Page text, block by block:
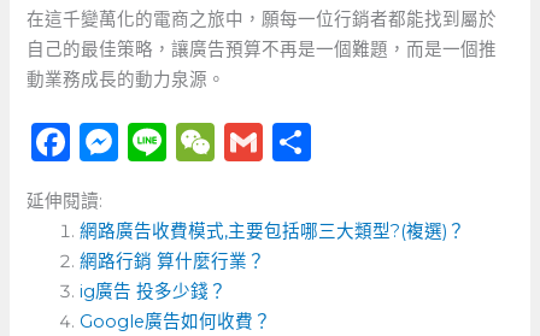
在這千變萬化的電商之旅中，願每一位行銷者都能找到屬於
自己的最佳策略，讓廣告預算不再是一個難題，而是一個推
動業務成長的動力泉源。
F
a
c
e
b
M
ss
e
n
Li
e
W
C
h
a
G
ai
延伸閱讀:
網路廣告收費模式,主要包括哪三大類型?(複選)？
網路行銷 算什麼行業？
ig廣告 投多少錢？
Google廣告如何收費？